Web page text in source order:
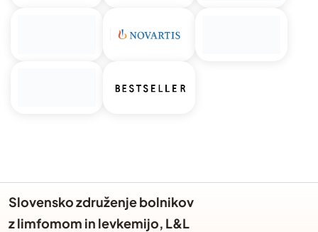
Slovensko združenje bolnikov
z limfomom in levkemijo, L&L